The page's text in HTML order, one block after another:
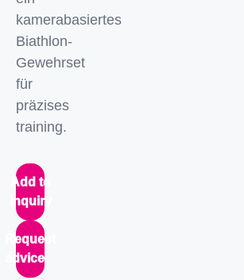
kamerabasiertes
Biathlon-
Gewehrset
für
präzises
training.
Add to
inquiry
Request
advice